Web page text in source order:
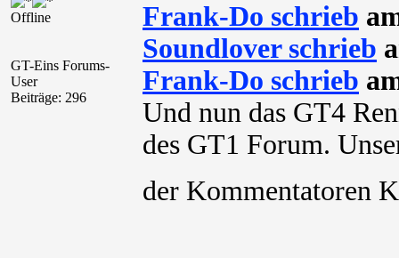
Offline
GT-Eins Forums-
User
Beiträge: 296
Frank-Do schrieb
Soundlover schrieb
Frank-Do schrieb
Und nun das GT4
des GT1 Forum.
der Kommentatoren